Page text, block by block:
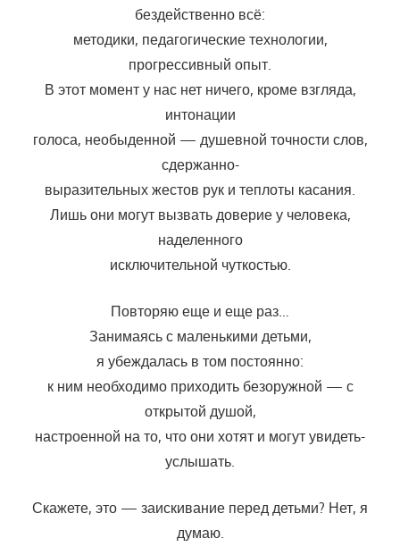
бездейственно всё:
методики, педагогические технологии,
прогрессивный опыт.
В этот момент у нас нет ничего, кроме взгляда,
интонации
голоса, необыденной — душевной точности слов,
сдержанно-
выразительных жестов рук и теплоты касания.
Лишь они могут вызвать доверие у человека,
наделенного
исключительной чуткостью.
Повторяю еще и еще раз…
Занимаясь с маленькими детьми,
я убеждалась в том постоянно:
к ним необходимо приходить безоружной — с
открытой душой,
настроенной на то, что они хотят и могут увидеть-
услышать.
Скажете, это — заискивание перед детьми? Нет, я
думаю.